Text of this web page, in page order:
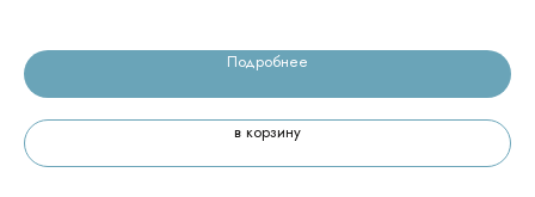
Подробнее
в корзину